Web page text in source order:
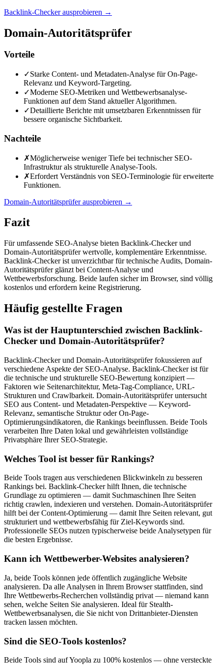
Backlink-Checker ausprobieren →
Domain-Autoritätsprüfer
Vorteile
✓Starke Content- und Metadaten-Analyse für On-Page-
Relevanz und Keyword-Targeting.
✓Moderne SEO-Metriken und Wettbewerbsanalyse-
Funktionen auf dem Stand aktueller Algorithmen.
✓Detaillierte Berichte mit umsetzbaren Erkenntnissen für
bessere organische Sichtbarkeit.
Nachteile
✗Möglicherweise weniger Tiefe bei technischer SEO-
Infrastruktur als strukturelle Analyse-Tools.
✗Erfordert Verständnis von SEO-Terminologie für erweiterte
Funktionen.
Domain-Autoritätsprüfer ausprobieren →
Fazit
Für umfassende SEO-Analyse bieten Backlink-Checker und
Domain-Autoritätsprüfer wertvolle, komplementäre Erkenntnisse.
Backlink-Checker ist unverzichtbar für technische Audits, Domain-
Autoritätsprüfer glänzt bei Content-Analyse und
Wettbewerbsforschung. Beide laufen sicher im Browser, sind völlig
kostenlos und erfordern keine Registrierung.
Häufig gestellte Fragen
Was ist der Hauptunterschied zwischen Backlink-
Checker und Domain-Autoritätsprüfer?
Backlink-Checker und Domain-Autoritätsprüfer fokussieren auf
verschiedene Aspekte der SEO-Analyse. Backlink-Checker ist für
die technische und strukturelle SEO-Bewertung konzipiert —
Faktoren wie Seitenarchitektur, Meta-Tag-Compliance, URL-
Strukturen und Crawlbarkeit. Domain-Autoritätsprüfer untersucht
SEO aus Content- und Metadaten-Perspektive — Keyword-
Relevanz, semantische Struktur oder On-Page-
Optimierungsindikatoren, die Rankings beeinflussen. Beide Tools
verarbeiten Ihre Daten lokal und gewährleisten vollständige
Privatsphäre Ihrer SEO-Strategie.
Welches Tool ist besser für Rankings?
Beide Tools tragen aus verschiedenen Blickwinkeln zu besseren
Rankings bei. Backlink-Checker hilft Ihnen, die technische
Grundlage zu optimieren — damit Suchmaschinen Ihre Seiten
richtig crawlen, indexieren und verstehen. Domain-Autoritätsprüfer
hilft bei der Content-Optimierung — damit Ihre Seiten relevant, gut
strukturiert und wettbewerbsfähig für Ziel-Keywords sind.
Professionelle SEOs nutzen typischerweise beide Analysetypen für
die besten Ergebnisse.
Kann ich Wettbewerber-Websites analysieren?
Ja, beide Tools können jede öffentlich zugängliche Website
analysieren. Da alle Analysen in Ihrem Browser stattfinden, sind
Ihre Wettbewerbs-Recherchen vollständig privat — niemand kann
sehen, welche Seiten Sie analysieren. Ideal für Stealth-
Wettbewerbsanalysen, die Sie nicht von Drittanbieter-Diensten
tracken lassen möchten.
Sind die SEO-Tools kostenlos?
Beide Tools sind auf Yoopla zu 100% kostenlos — ohne versteckte